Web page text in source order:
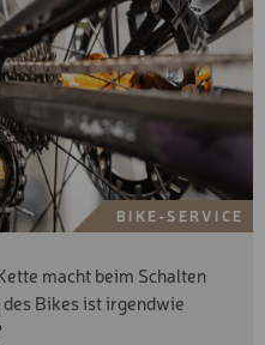
macht beim Schalten
Bikes ist irgendwie
BIKE-SERVICE